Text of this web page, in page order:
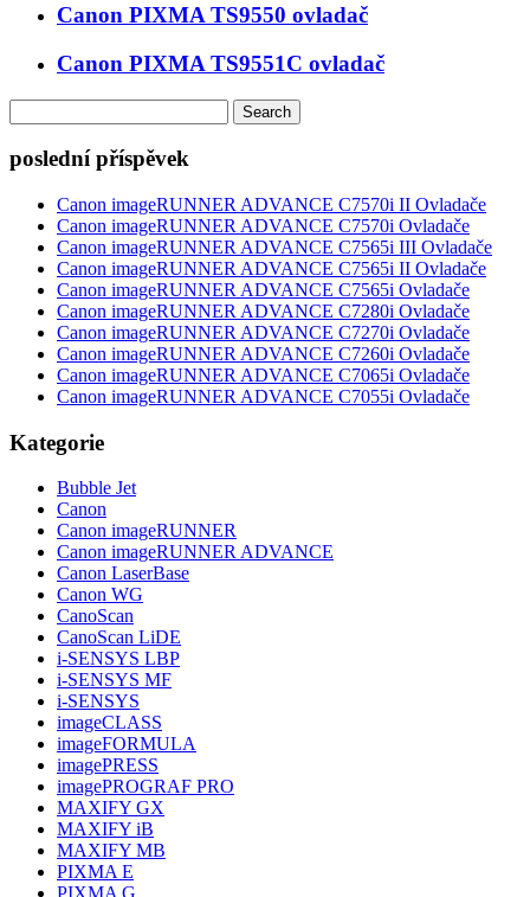
Canon PIXMA TS9550 ovladač
Canon PIXMA TS9551C ovladač
for:
poslední příspěvek
Canon imageRUNNER ADVANCE C7570i II Ovladače
Canon imageRUNNER ADVANCE C7570i Ovladače
Canon imageRUNNER ADVANCE C7565i III Ovladače
Canon imageRUNNER ADVANCE C7565i II Ovladače
Canon imageRUNNER ADVANCE C7565i Ovladače
Canon imageRUNNER ADVANCE C7280i Ovladače
Canon imageRUNNER ADVANCE C7270i Ovladače
Canon imageRUNNER ADVANCE C7260i Ovladače
Canon imageRUNNER ADVANCE C7065i Ovladače
Canon imageRUNNER ADVANCE C7055i Ovladače
Kategorie
Bubble Jet
Canon
Canon imageRUNNER
Canon imageRUNNER ADVANCE
Canon LaserBase
Canon WG
CanoScan
CanoScan LiDE
i-SENSYS LBP
i-SENSYS MF
i‑SENSYS
imageCLASS
imageFORMULA
imagePRESS
imagePROGRAF PRO
MAXIFY GX
MAXIFY iB
MAXIFY MB
PIXMA E